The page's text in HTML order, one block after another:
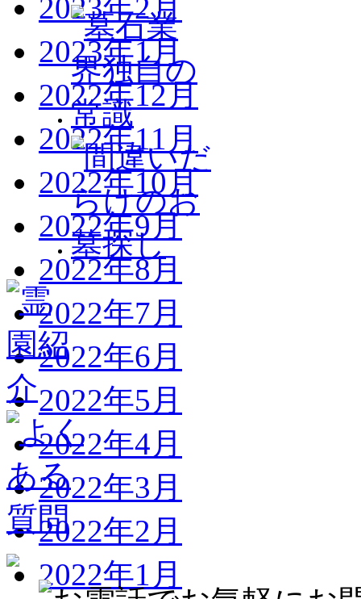
2023年2月
2023年1月
2022年12月
2022年11月
2022年10月
2022年9月
2022年8月
2022年7月
2022年6月
2022年5月
2022年4月
2022年3月
2022年2月
2022年1月